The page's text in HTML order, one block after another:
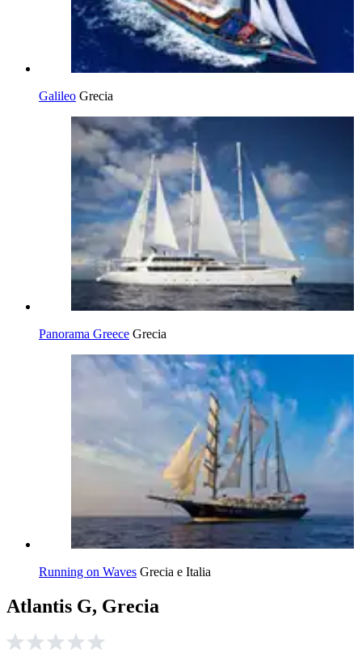
Galileo Grecia
Panorama Greece Grecia
Running on Waves Grecia e Italia
Atlantis G, Grecia